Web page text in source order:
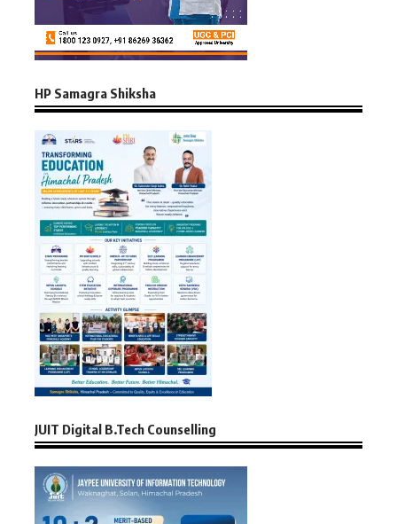
HP Samagra Shiksha
JUIT Digital B.Tech Counselling